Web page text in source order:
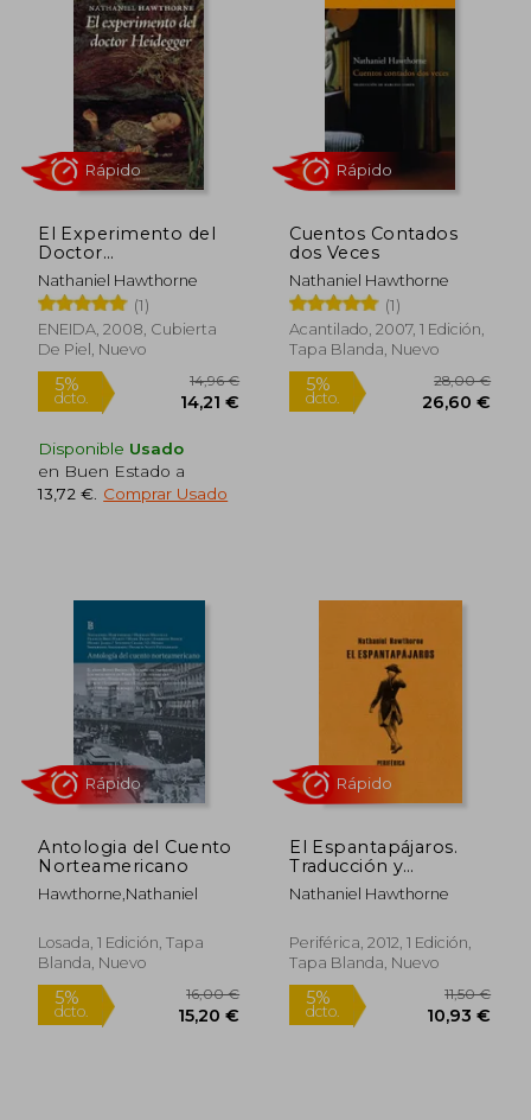
5%
dcto. 4,18 €
5%
dcto. 8,50
Rápido
El Experimento del
Doctor
Heipegger(9788492491032)
Nathaniel Hawthorne
(1)
ENEIDA, 2008, Cubierta
De Piel, Nuevo
5%
Rápido
Disponible Usado
en Buen Estado a
13,72 € Comprar Usado
Cuentos Contados
dos Veces
Nathaniel Hawthorne
(1)
Acantilado, 2007, 1 Edición,
Tapa Blanda, Nuevo
5%
Rápido
Antologia del Cuento
Norteamericano
Hawthorne,Nathaniel
Losada, 1 Edición, Tapa
Blanda, Nuevo
El Espantapájaros.
Traducción y
Postfacio de Juan
Sebastián Cárdenas.
Nathaniel Hawthorne
Periférica, 2012, 1 Edición,
Tapa Blanda, Nuevo